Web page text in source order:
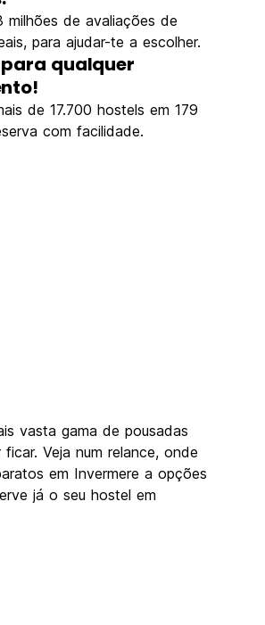
milhões de avaliações de
para ajudar-te a escolher.
qualquer
de 17.700 hostels em 179
com facilidade.
vasta gama de pousadas
Veja num relance, onde
em Invermere a opções
já o seu hostel em